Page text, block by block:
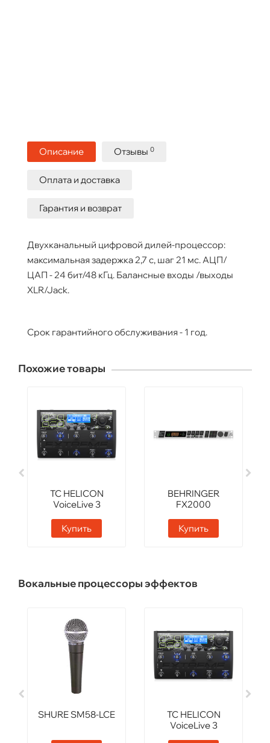
Описание Отзывы 0
Оплата и доставка
Гарантия и возврат
Двухканальный цифровой дилей-процессор:
максимальная задержка 2,7 с, шаг 21 мс. АЦП/
ЦАП - 24 бит/48 кГц. Балансные входы /выходы
XLR/Jack.
Срок гарантийного обслуживания - 1 год.
Похожие товары
TC HELICON
VoiceLive 3
Купить
BEHRINGER
FX2000
Купить
Вокальные процессоры эффектов
SHURE SM58-LCE
TC HELICON
VoiceLive 3